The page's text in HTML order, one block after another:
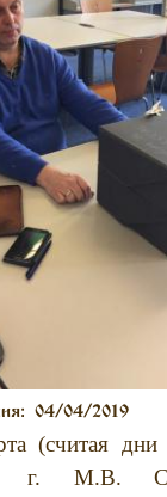
04/04/2019
(считая дни
г. М.В.